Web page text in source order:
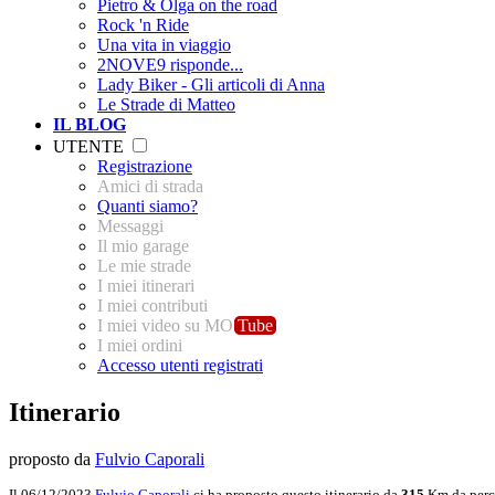
Pietro & Olga on the road
Rock 'n Ride
Una vita in viaggio
2NOVE9 risponde...
Lady Biker - Gli articoli di Anna
Le Strade di Matteo
IL BLOG
UTENTE
Registrazione
Amici di strada
Quanti siamo?
Messaggi
Il mio garage
Le mie strade
I miei itinerari
I miei contributi
I miei video su MO Tube
I miei ordini
Accesso utenti registrati
Itinerario
proposto da Fulvio Caporali